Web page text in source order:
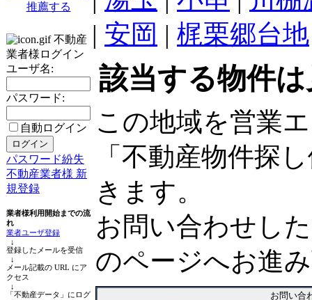
推薦する
不動産
業者様ログイン
ユーザ名:
パスワード:
自動ログイン
パスワード紛失
不動産業者様 新
規登録
業者様利用開始までの流
れ
業者ユーザ登録
↓
登録したメールを受信
↓
メール記載の URL にア
クセス
↓
「不動産データ」にログ
| 安岡 | 梶栗郷台地
該当する物件
この地域を営業
「不動産物件探
きます。
お問い合わせし
のページへお進